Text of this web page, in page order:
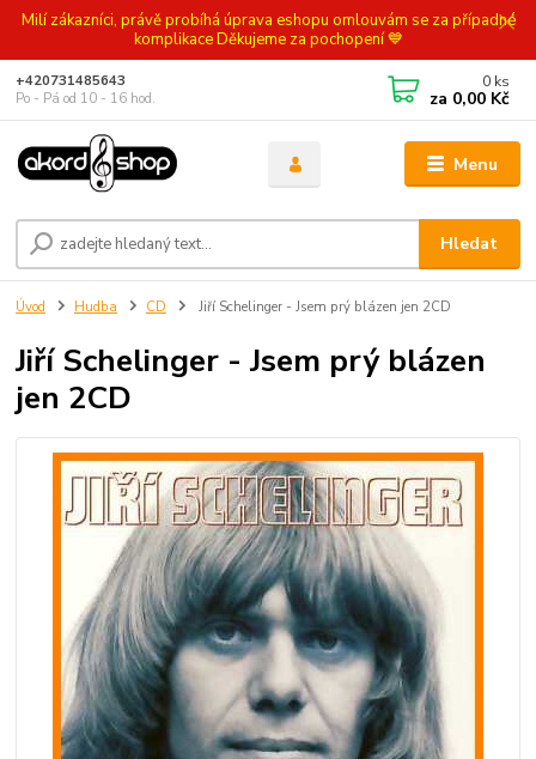
Milí zákazníci, právě probíhá úprava eshopu omlouvám se za případné
komplikace Děkujeme za pochopení 💙
Menu
Hledat
+420731485643
Po - Pá od 10 - 16 hod.
0 ks
za 0,00 Kč
Úvod Hudba CD Jiří Schelinger - Jsem prý blázen jen 2CD
Jiří Schelinger - Jsem prý blázen
jen 2CD